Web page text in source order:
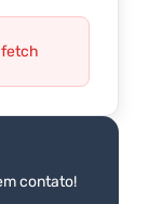
fetch
contato!